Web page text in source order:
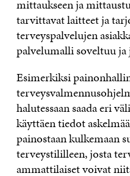
mittaukseen ja
tarvittavat laitteet ja
terveyspalvelujen
palvelumalli soveltuu ja
Esimerkiksi
halutessaan saada eri
käyttäen tiedot
painostaan kulkemaan
terveystililleen, josta
ammattilaiset voivat